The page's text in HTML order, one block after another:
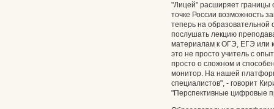
"Лицей" расширяет границы
точке России возможность
теперь на
послушать лекцию
материалам к ОГЭ, ЕГЭ или
это не просто учитель с
просто о сложном и
монитор. На нашей
специалистов", - говорит
"Перспективные цифровые